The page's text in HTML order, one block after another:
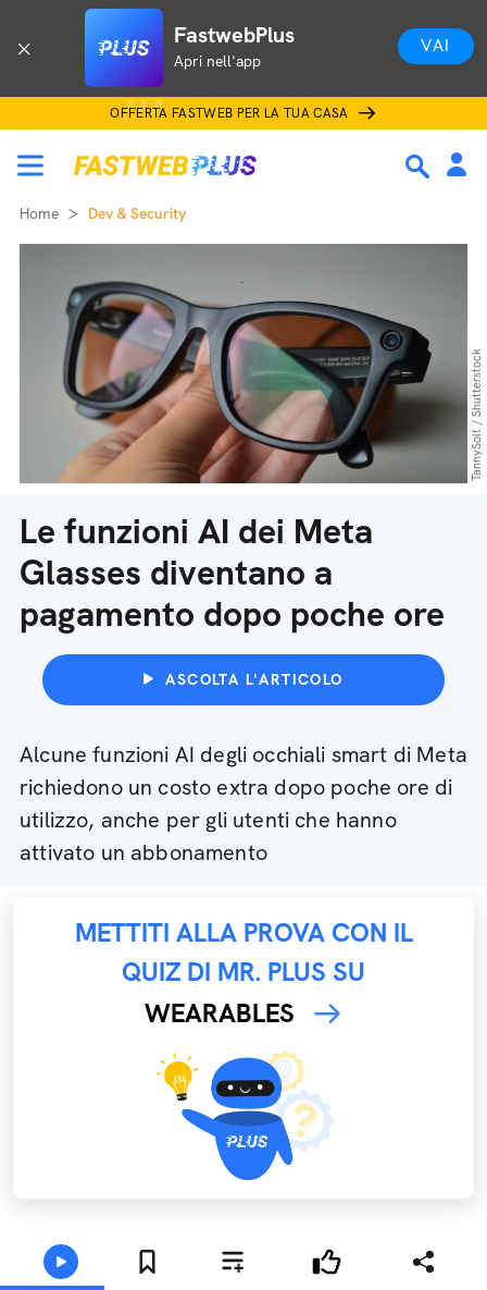
FastwebPlus
Apri nell'app
VAI
OFFERTA FASTWEB PER LA TUA CASA
Home Dev & Security
Le funzioni AI dei Meta
Glasses diventano a
pagamento dopo poche ore
ASCOLTA L'ARTICOLO
Alcune funzioni AI degli occhiali smart di Meta
richiedono un costo extra dopo poche ore di
utilizzo, anche per gli utenti che hanno
attivato un abbonamento
TannySolt / Shutterstock
METTITI ALLA PROVA CON IL
QUIZ DI MR. PLUS SU
WEARABLES